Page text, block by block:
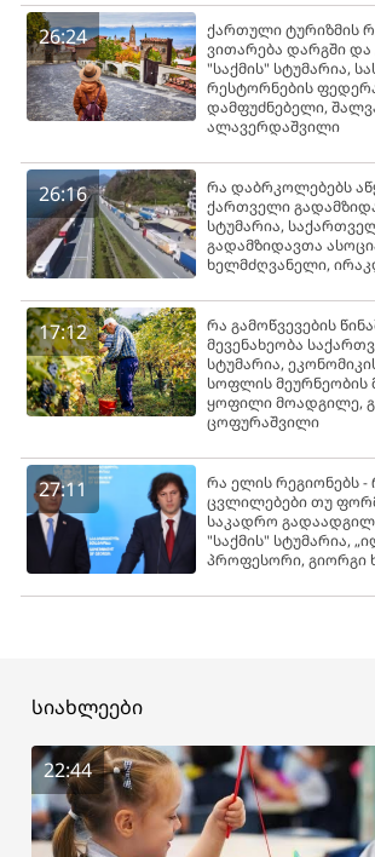
26:24
ქართული ტურიზმის
ვითარება დარგში და
"საქმის" სტუმარია,
რესტორნების
დამფუძნებელი,
ალავერდაშვილი
26:16
რა დაბრკოლებებს
ქართველი
სტუმარია,
გადამზიდავთა
ხელმძღვანელი,
17:12
რა გამოწვევების
მევენახეობა
სტუმარია,
სოფლის მეურნეობის
ყოფილი მოადგილე,
ცოფურაშვილი
27:11
რა ელის რეგიონებს
ცვლილებები თუ
საკადრო
"საქმის" სტუმარია,
პროფესორი, გიორგი
სიახლეები
22:44